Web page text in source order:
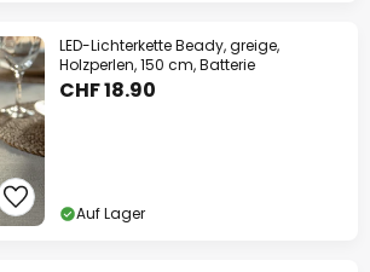
LED-Lichterkette Beady, greige,
Holzperlen, 150 cm, Batterie
CHF 18.90
Auf Lager